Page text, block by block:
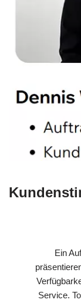
Ein
Service.